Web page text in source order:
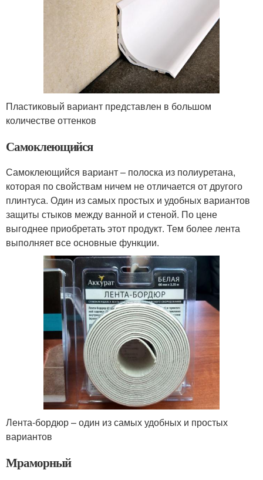
Пластиковый вариант представлен в большом
количестве оттенков
Самоклеющийся
Самоклеющийся вариант – полоска из полиуретана,
которая по свойствам ничем не отличается от другого
плинтуса. Один из самых простых и удобных вариантов
защиты стыков между ванной и стеной. По цене
выгоднее приобретать этот продукт. Тем более лента
выполняет все основные функции.
Лента-бордюр – один из самых удобных и простых
вариантов
Мраморный